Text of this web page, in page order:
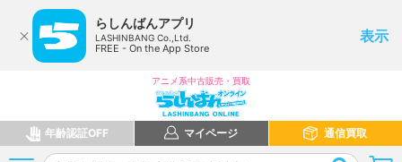
らしんばんアプリ
LASHINBANG Co.,Ltd.
FREE - On the App Store
表示
アニメ系中古販売・買取
年齢認証OFF マイページ 通信買取